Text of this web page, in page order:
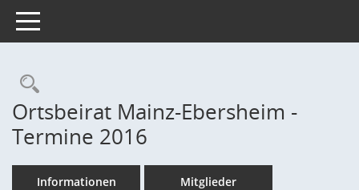
Toggle navigation
Rechercheauswahl
Ortsbeirat Mainz-Ebersheim -
Termine 2016
Informationen Mitglieder